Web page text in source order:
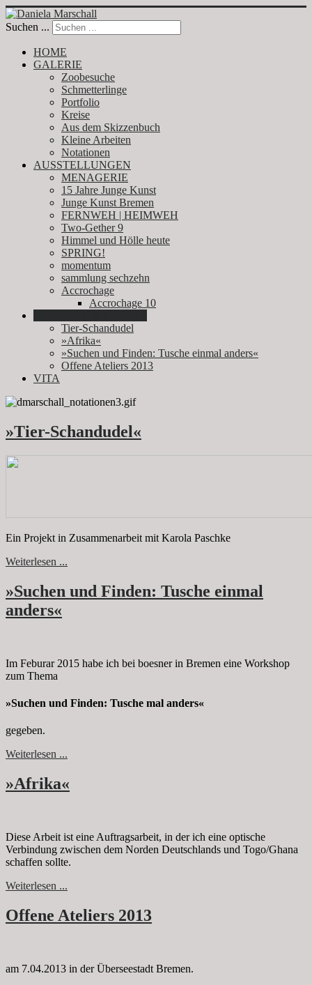
Suchen ...
HOME
GALERIE
Zoobesuche
Schmetterlinge
Portfolio
Kreise
Aus dem Skizzenbuch
Kleine Arbeiten
Notationen
AUSSTELLUNGEN
MENAGERIE
15 Jahre Junge Kunst
Junge Kunst Bremen
FERNWEH | HEIMWEH
Two-Gether 9
Himmel und Hölle heute
SPRING!
momentum
sammlung sechzehn
Accrochage
Accrochage 10
Tier-Schandudel
»Afrika«
»Suchen und Finden: Tusche einmal anders«
Offene Ateliers 2013
VITA
»Tier-Schandudel«
Ein Projekt in Zusammenarbeit mit Karola Paschke
Weiterlesen ...
»Suchen und Finden: Tusche einmal
anders«
Im Feburar 2015 habe ich bei boesner in Bremen eine Workshop
zum Thema
»Suchen und Finden: Tusche mal anders«
gegeben.
Weiterlesen ...
»Afrika«
Diese Arbeit ist eine Auftragsarbeit, in der ich eine optische
Verbindung zwischen dem Norden Deutschlands und Togo/Ghana
schaffen sollte.
Weiterlesen ...
Offene Ateliers 2013
am 7.04.2013 in der Überseestadt Bremen.